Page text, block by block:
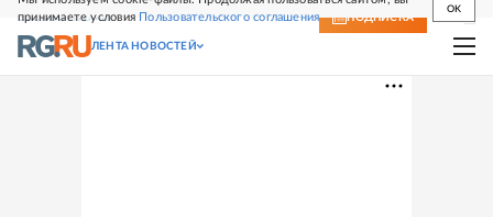
принимаете условия Пользовательского соглашения
OK
СВЕЖИЙ НОМЕР ПОДПИСКА
ЛЕНТА НОВОСТЕЙ